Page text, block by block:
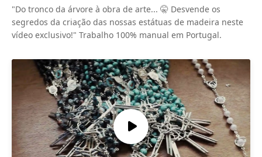
"Do tronco da árvore à obra de arte... 🤫 Desvende os
segredos da criação das nossas estátuas de madeira neste
vídeo exclusivo!" Trabalho 100% manual em Portugal.